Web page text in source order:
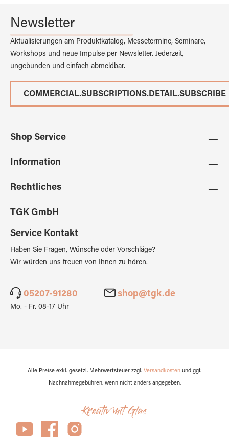
Newsletter
Aktualisierungen am Produktkatalog, Messetermine, Seminare,
Workshops und neue Impulse per Newsletter. Jederzeit,
ungebunden und einfach abmeldbar.
COMMERCIAL.SUBSCRIPTIONS.DETAIL.SUBSCRIBE
Shop Service
Information
Rechtliches
TGK GmbH
Service Kontakt
Haben Sie Fragen, Wünsche oder Vorschläge?
Wir würden uns freuen von Ihnen zu hören.
05207-91280 shop@tgk.de
Mo. - Fr. 08-17 Uhr
Alle Preise exkl. gesetzl. Mehrwertsteuer zzgl. Versandkosten und ggf.
Nachnahmegebühren, wenn nicht anders angegeben.
Kreativ mit Glas